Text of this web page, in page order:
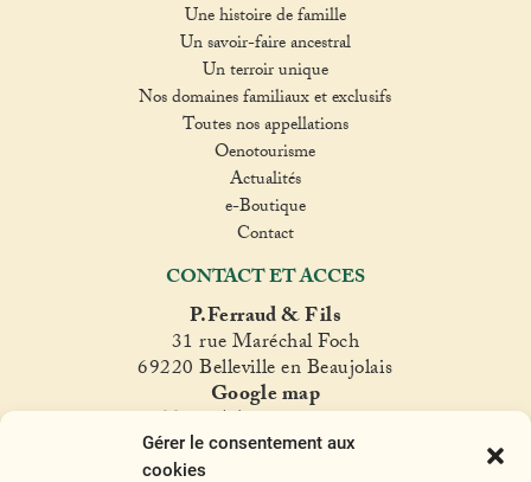
Gérer le consentement aux
cookies
Une histoire de famille
Un savoir-faire ancestral
Un terroir unique
Nos domaines familiaux et exclusifs
Toutes nos appellations
Oenotourisme
Actualités
e-Boutique
Contact
CONTACT ET ACCES
P.Ferraud & Fils
31 rue Maréchal Foch
69220 Belleville en Beaujolais
Google map
T. +33(0)4 74 06 47 60
ferraud@ferraud.com